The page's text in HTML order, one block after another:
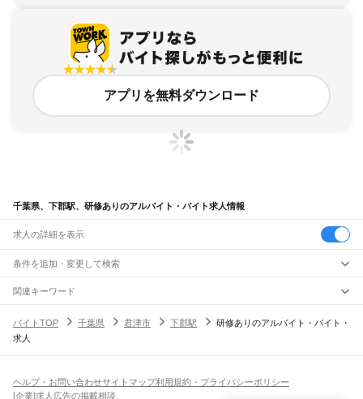
アプリを無料ダウンロード
千葉県、下郡駅、研修ありのアルバイト・バイト求人情報
求人の詳細を表示
条件を追加・変更して検索
市区町村を追加・変更
千葉県すべて
旭市習志野市柏市勝浦市市原市流山市八千代市我孫子市鴨川市鎌ケ谷市
駅を追加・変更
JR中央・総武線
職種を追加・変更
飲食・フードサービスすべて
ホールスタッフキッチンスタッフ
人気
関連キーワード
バイトTOP
千葉県 君津市 下郡駅
研修ありのアルバイト・バイト・
求人
ヘルプ・お問い合わせサイトマップ利用規約・プライバシーポリシー
[企業]求人広告の掲載相談